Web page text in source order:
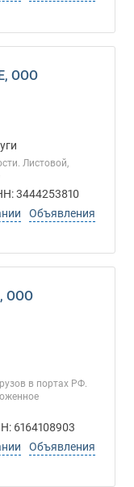
ООО
Листовой,
3444253810
Объявления
ООО
в портах РФ.
6164108903
Объявления